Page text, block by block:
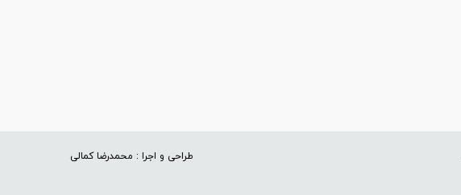
طراحی و اجرا : محمدرضا کمالی